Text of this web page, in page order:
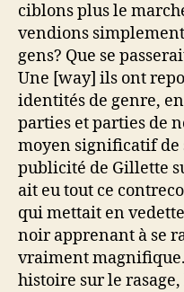
ciblons plus le
vendions
gens? Que se
Une [way] ils ont
identités de genre,
parties et parties de
moyen significatif de
publicité de Gillette
ait eu tout ce
qui mettait en
noir apprenant à se
vraiment
histoire sur le